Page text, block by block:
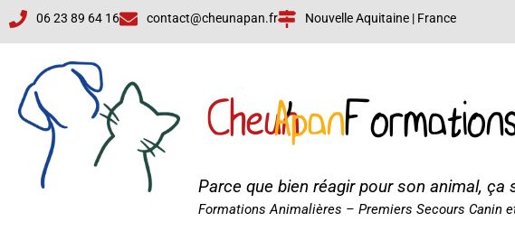
06 23 89 64 16 contact@cheunapan.fr Nouvelle Aquitaine | France
Cheun
'
Apan
Parce que bien réagir pour son animal, ça
Formations Animalières – Premiers Secours Canin